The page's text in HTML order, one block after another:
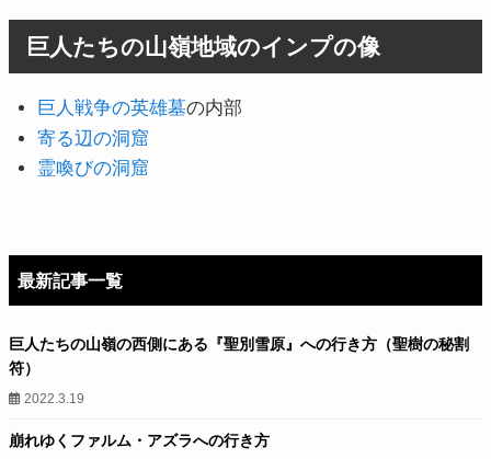
巨人たちの山嶺地域のインプの像
巨人戦争の英雄墓の内部
寄る辺の洞窟
霊喚びの洞窟
最新記事一覧
巨人たちの山嶺の西側にある『聖別雪原』への行き方（聖樹の秘割
符）
2022.3.19
崩れゆくファルム・アズラへの行き方